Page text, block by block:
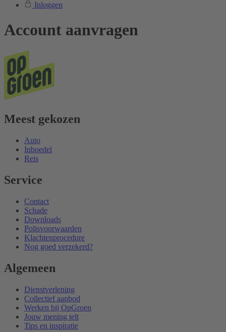
Inloggen
Account aanvragen
Meest gekozen
Auto
Inboedel
Reis
Service
Contact
Schade
Downloads
Polisvoorwaarden
Klachtenprocedure
Nog goed verzekerd?
Algemeen
Dienstverlening
Collectief aanbod
Werken bij OpGroen
Jouw mening telt
Tips en inspiratie